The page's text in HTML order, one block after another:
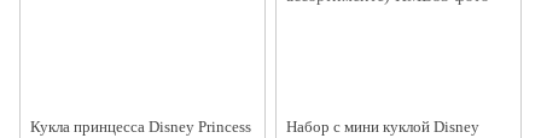
Кукла принцесса Disney Princess
Набор с мини куклой Disney